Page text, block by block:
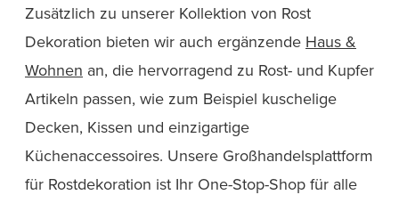
Zusätzlich zu unserer Kollektion von Rost
Dekoration bieten wir auch ergänzende Haus &
Wohnen an, die hervorragend zu Rost- und Kupfer
Artikeln passen, wie zum Beispiel kuschelige
Decken, Kissen und einzigartige
Küchenaccessoires. Unsere Großhandelsplattform
für Rostdekoration ist Ihr One-Stop-Shop für alle